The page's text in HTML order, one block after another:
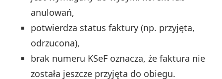
anulowań,
potwierdza status faktury (np. przyjęta,
odrzucona),
brak numeru KSeF oznacza, że faktura nie
została jeszcze przyjęta do obiegu.